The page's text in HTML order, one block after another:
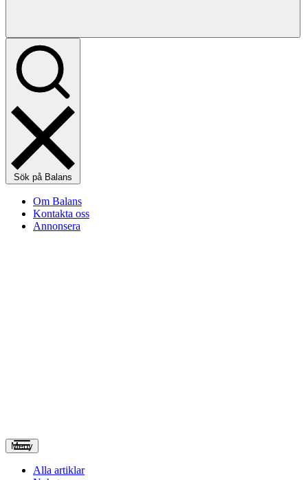
Sök på Balans
Om Balans
Kontakta oss
Annonsera
Meny
Alla artiklar